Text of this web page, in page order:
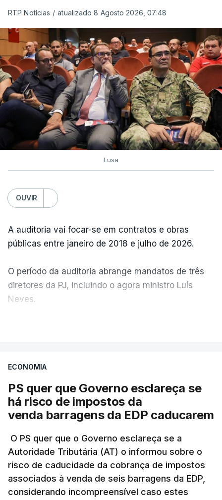
RTP Notícias / atualizado 8 Agosto 2026, 07:48
Lusa
OUVIR
A auditoria vai focar-se em contratos e obras
públicas entre janeiro de 2018 e julho de 2026.
O período da auditoria abrange mandatos de três
diretores da PJ, incluindo o agora ministro Luís
Neves.
Não há prazos fixados para a conclusão desta
avaliação à Polícia Judiciária.
Do início da polémica com a revelação de obras a
título pessoal, numa propriedade no Alentejo, feitas
pelo mesmo empreiteiro contratado 17 vezes para
obras na Polícia Judiciária (PJ) até aos últimos dias,
em que até do Governo surgiram ordens para mais
inquéritos e averiguações aos seus mandatos à
frente da polícia criminal, Luís Neves está há
ECONOMIA
PS quer que Governo esclareça se
há risco de impostos da
venda barragens da EDP caducarem
O PS quer que o Governo esclareça se a
Autoridade Tributária (AT) o informou sobre o
risco de caducidade da cobrança de impostos
associados à venda de seis barragens da EDP,
considerando incompreensível caso estes